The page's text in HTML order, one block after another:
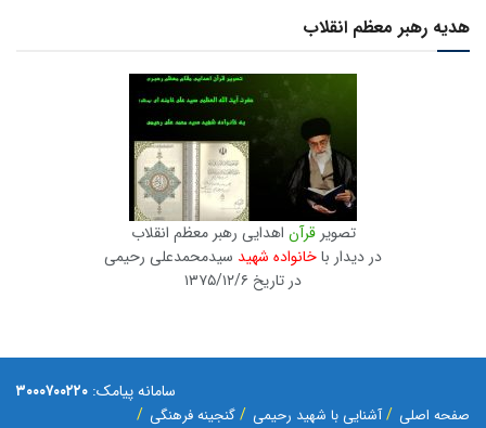
هدیه رهبر معظم انقلاب
تصویرقرآن اهدایی رهبر معظم انقلاب
در دیدار باخانواده شهید سیدمحمدعلی رحیمی
در تاریخ ۱۳۷۵/۱۲/۶
سامانه پیامک: ۳۰۰۰۷۰۰۲۲۰
صفحه اصلی آشنایی با شهید رحیمی
گنجینه فرهنگی